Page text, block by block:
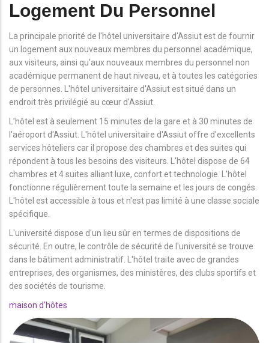
Logement Du Personnel
La principale priorité de l'hôtel universitaire d'Assiut est de fournir
un logement aux nouveaux membres du personnel académique,
aux visiteurs, ainsi qu'aux nouveaux membres du personnel non
académique permanent de haut niveau, et à toutes les catégories
de personnes. L'hôtel universitaire d'Assiut est situé dans un
endroit très privilégié au cœur d'Assiut.
L’hôtel est à seulement 15 minutes de la gare et à 30 minutes de
l'aéroport d'Assiut. L'hôtel universitaire d'Assiut offre d'excellents
services hôteliers car il propose des chambres et des suites qui
répondent à tous les besoins des visiteurs. L'hôtel dispose de 64
chambres et 4 suites alliant luxe, confort et technologie. L'hôtel
fonctionne régulièrement toute la semaine et les jours de congés.
L'hôtel est accessible à tous et n'est pas limité à une classe sociale
spécifique.
L'université dispose d'un lieu sûr en termes de dispositions de
sécurité. En outre, le contrôle de sécurité de l'université se trouve
dans le bâtiment administratif. L'hôtel traite avec de grandes
entreprises, des organismes, des ministères, des clubs sportifs et
des sociétés de tourisme.
maison d'hôtes